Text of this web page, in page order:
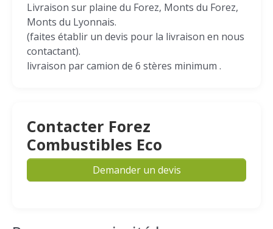
Livraison sur plaine du Forez, Monts du Forez,
Monts du Lyonnais.
(faites établir un devis pour la livraison en nous
contactant).
livraison par camion de 6 stères minimum .
Contacter Forez
Combustibles Eco
Demander un devis